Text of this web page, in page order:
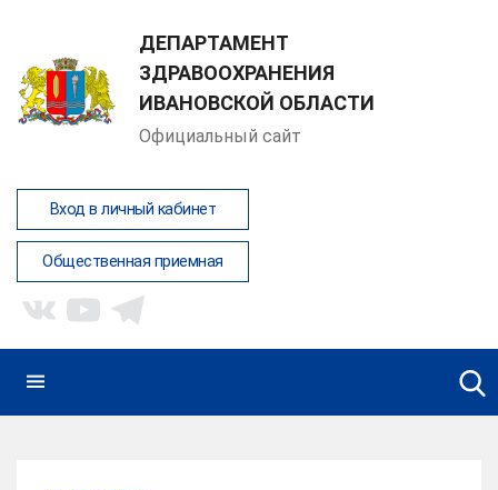
ДЕПАРТАМЕНТ
ЗДРАВООХРАНЕНИЯ
ИВАНОВСКОЙ ОБЛАСТИ
Официальный сайт
Вход в личный кабинет
Общественная приемная